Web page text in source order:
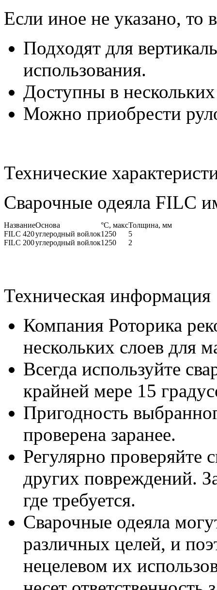
Если иное не указано, то
Подходят для
использования.
Доступны в
Можно приобрести
Технические
Сварочные одеяла FILC
НазваниеОснова °C, максТолщина, мм
FILC 420углеродный войлок1250
5
FILC 200углеродный войлок1250 2
Техническая информация
Компания Роторика
нескольких слоев для
Всегда используйте
крайней мере 15
Пригодность
проверена заранее.
Регулярно проверяйте
других повреждений.
где требуется.
Сварочные одеяла
различных целей, и
нецелевом их